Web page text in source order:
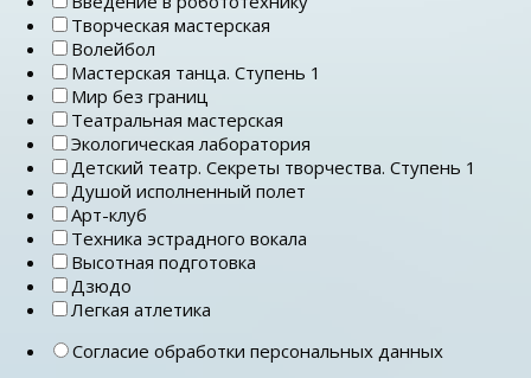
Творческая мастерская
Волейбол
Мастерская танца. Ступень 1
Мир без границ
Театральная мастерская
Экологическая лаборатория
Детский театр. Секреты творчества. Ступень 1
Душой исполненный полет
Арт-клуб
Техника эстрадного вокала
Высотная подготовка
Дзюдо
Легкая атлетика
Согласие обработки персональных данных